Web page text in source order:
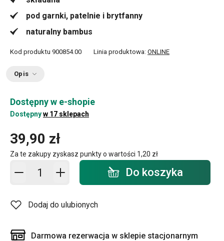
pod garnki, patelnie i brytfanny
naturalny bambus
Kod produktu 900854.00 Linia produktowa: ONLINE
Opis
Dostępny w e-shopie
Dostępnyw 17 sklepach
39,90 zł
Za te zakupy zyskasz punkty o wartości 1,20 zł
Dodaj do koszyka - ilość Do koszyka
Dodaj do ulubionych
Darmowa rezerwacja w sklepie stacjonarnym